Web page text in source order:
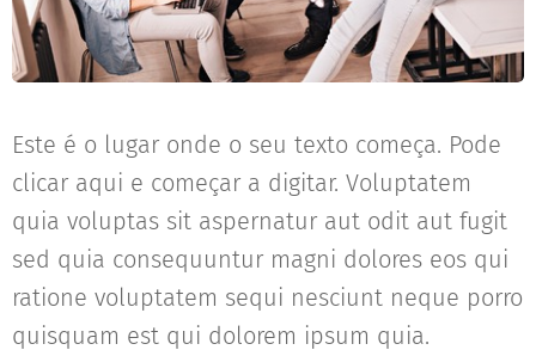
Este é o lugar onde o seu texto começa. Pode
clicar aqui e começar a digitar. Voluptatem
quia voluptas sit aspernatur aut odit aut fugit
sed quia consequuntur magni dolores eos qui
ratione voluptatem sequi nesciunt neque porro
quisquam est qui dolorem ipsum quia.